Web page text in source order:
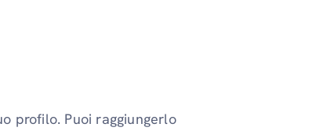
profilo. Puoi raggiungerlo